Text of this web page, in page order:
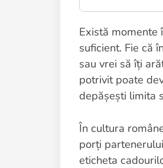
Există momente
suficient. Fie că
sau vrei să îți
potrivit poate
depășești limita
În cultura
porți
eticheta